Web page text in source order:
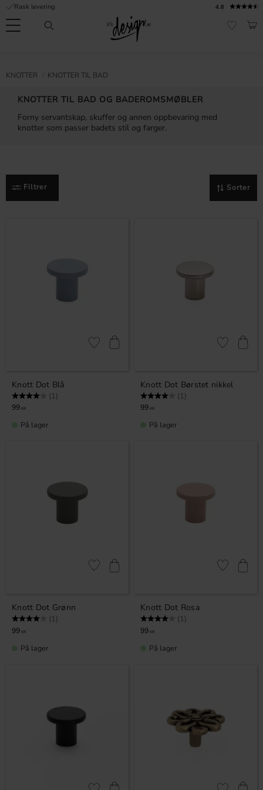
Meny
4.8
Rask levering
KNOTTER KNOTTER TIL BAD
KNOTTER TIL BAD OG BADEROMSMØBLER
Forny servantskap, skuffer og annen oppbevaring med
knotter som passer badets stil og farger.
Filtrer Sorter
Knott Dot Blå
Karakter: (1)
99 KR
Lagre som favoritt
På lager
Knott Dot Børstet nikkel
Karakter: (1)
99 KR
Lagre som
På lager
Knott Dot Grønn
Karakter: (1)
99 KR
Lagre som favoritt
På lager
Knott Dot Rosa
Karakter: (1)
99 KR
Lagre som
På lager
Vanlige spørsmål
Inspirasjon og tips
Design